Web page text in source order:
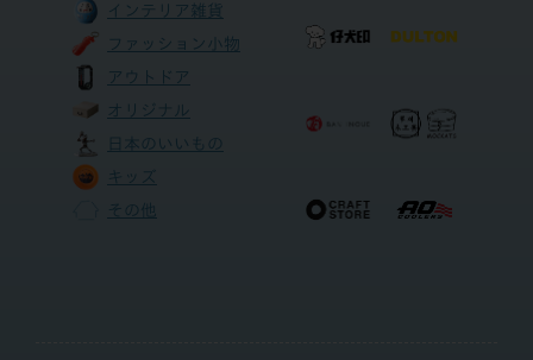
インテリア雑貨
ファッション小物
アウトドア
オリジナル
日本のいいもの
キッズ
その他